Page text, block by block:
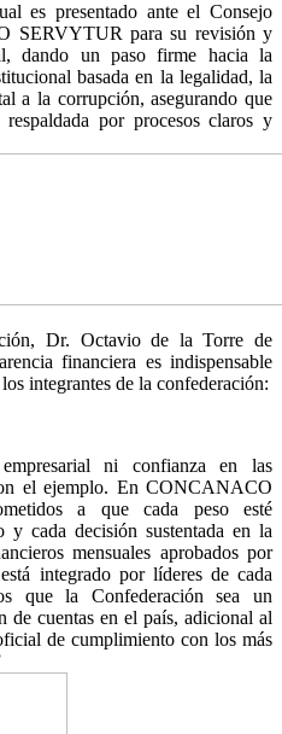
es presentado ante el Consejo
SERVYTUR para su revisión y
dando un paso firme hacia la
basada en la legalidad, la
a la corrupción, asegurando que
por procesos claros y
Dr. Octavio de la Torre de
financiera es indispensable
integrantes de la confederación:
ni confianza en las
el ejemplo. En CONCANACO
a que cada peso esté
y cada decisión sustentada en la
mensuales aprobados por
integrado por líderes de cada
que la Confederación sea un
cuentas en el país, adicional al
de cumplimiento con los más